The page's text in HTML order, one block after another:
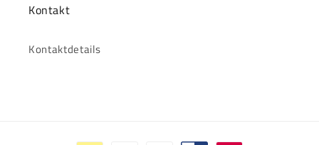
Kontakt
Kontaktdetails